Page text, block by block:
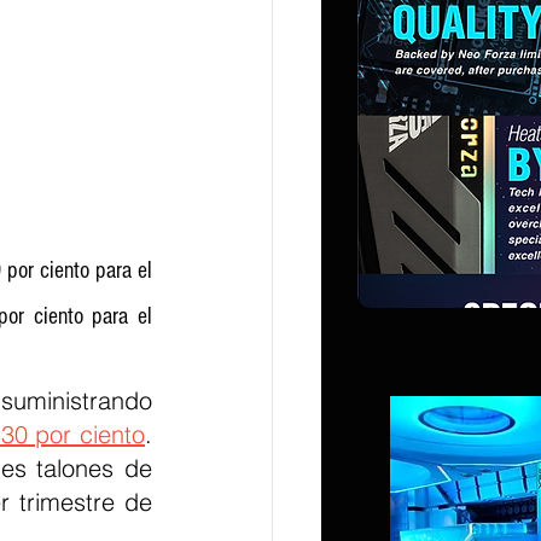
ciento para el
ciento para el
por ciento.
talones de
trimestre de